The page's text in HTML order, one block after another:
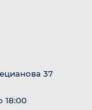
37
18:00